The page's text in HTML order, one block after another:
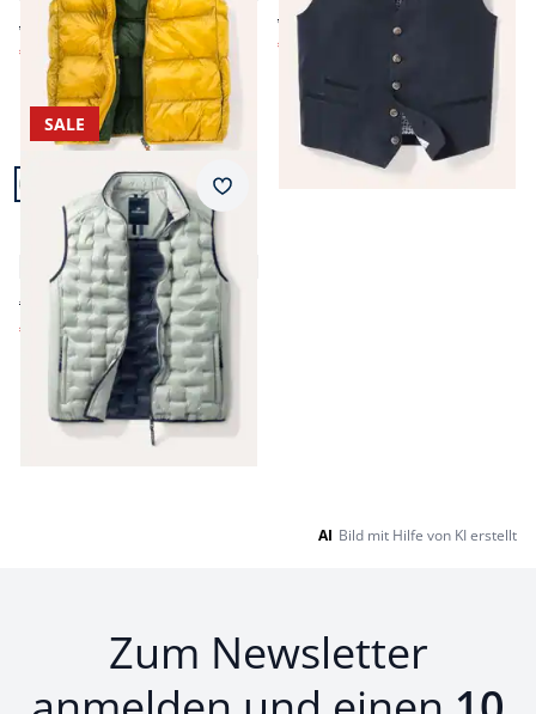
ab € 139,00
€ 49,99 (-64%)
ab € 99,99
€ 39,99
Artikel 9 von 9.
SALE
Klimakammern
Leichtweste
4,6 (20)
€ 119,00
€ 82,99 (-30%)
Merkzettel
Seite 1 geladen. Zeige Produkte 1 bis 9 von 9.
AI Bild mit Hilfe von KI erstellt
Zum Newsletter